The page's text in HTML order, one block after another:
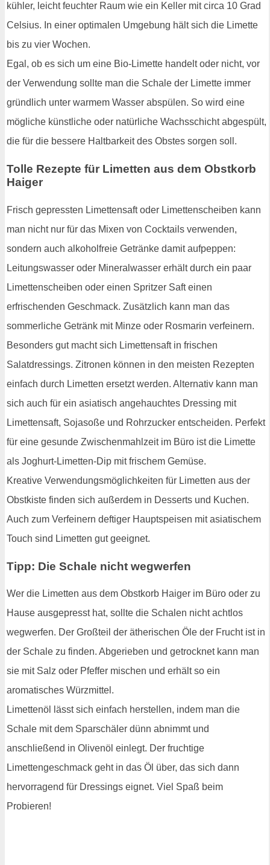
kühler, leicht feuchter Raum wie ein Keller mit circa 10 Grad
Celsius. In einer optimalen Umgebung hält sich die Limette
bis zu vier Wochen.
Egal, ob es sich um eine Bio-Limette handelt oder nicht, vor
der Verwendung sollte man die Schale der Limette immer
gründlich unter warmem Wasser abspülen. So wird eine
mögliche künstliche oder natürliche Wachsschicht abgespült,
die für die bessere Haltbarkeit des Obstes sorgen soll.
Tolle Rezepte für Limetten aus dem Obstkorb
Haiger
Frisch gepressten Limettensaft oder Limettenscheiben kann
man nicht nur für das Mixen von Cocktails verwenden,
sondern auch alkoholfreie Getränke damit aufpeppen:
Leitungswasser oder Mineralwasser erhält durch ein paar
Limettenscheiben oder einen Spritzer Saft einen
erfrischenden Geschmack. Zusätzlich kann man das
sommerliche Getränk mit Minze oder Rosmarin verfeinern.
Besonders gut macht sich Limettensaft in frischen
Salatdressings. Zitronen können in den meisten Rezepten
einfach durch Limetten ersetzt werden. Alternativ kann man
sich auch für ein asiatisch angehauchtes Dressing mit
Limettensaft, Sojasoße und Rohrzucker entscheiden. Perfekt
für eine gesunde Zwischenmahlzeit im Büro ist die Limette
als Joghurt-Limetten-Dip mit frischem Gemüse.
Kreative Verwendungsmöglichkeiten für Limetten aus der
Obstkiste finden sich außerdem in Desserts und Kuchen.
Auch zum Verfeinern deftiger Hauptspeisen mit asiatischem
Touch sind Limetten gut geeignet.
Tipp: Die Schale nicht wegwerfen
Wer die Limetten aus dem Obstkorb Haiger im Büro oder zu
Hause ausgepresst hat, sollte die Schalen nicht achtlos
wegwerfen. Der Großteil der ätherischen Öle der Frucht ist in
der Schale zu finden. Abgerieben und getrocknet kann man
sie mit Salz oder Pfeffer mischen und erhält so ein
aromatisches Würzmittel.
Limettenöl lässt sich einfach herstellen, indem man die
Schale mit dem Sparschäler dünn abnimmt und
anschließend in Olivenöl einlegt. Der fruchtige
Limettengeschmack geht in das Öl über, das sich dann
hervorragend für Dressings eignet. Viel Spaß beim
Probieren!